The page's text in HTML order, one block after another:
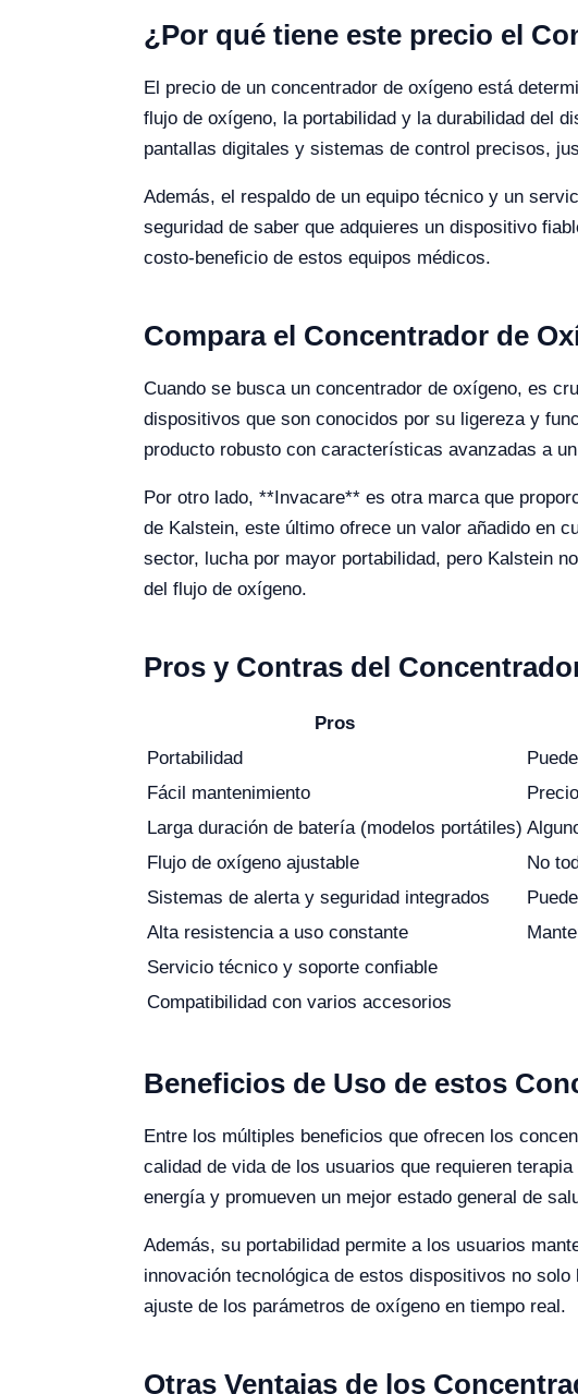
¿Por qué tiene este precio el
El precio de un concentrador de oxígeno está
flujo de oxígeno, la portabilidad y la durabilidad del
pantallas digitales y sistemas de control precisos,
Además, el respaldo de un equipo técnico y un
seguridad de saber que adquieres un dispositivo
costo-beneficio de estos equipos médicos.
Compara el Concentrador de
Cuando se busca un concentrador de oxígeno, es
dispositivos que son conocidos por su ligereza y
producto robusto con características avanzadas a
Por otro lado, **Invacare** es otra marca que
de Kalstein, este último ofrece un valor añadido en
sector, lucha por mayor portabilidad, pero Kalstein
del flujo de oxígeno.
Pros y Contras del
Pros
Portabilidad
Fácil mantenimiento
Larga duración de batería (modelos portátiles)
Flujo de oxígeno ajustable
No
Sistemas de alerta y seguridad integrados
Alta resistencia a uso constante
Servicio técnico y soporte confiable
Compatibilidad con varios accesorios
Beneficios de Uso de estos
Entre los múltiples beneficios que ofrecen los
calidad de vida de los usuarios que requieren
energía y promueven un mejor estado general de
Además, su portabilidad permite a los usuarios
innovación tecnológica de estos dispositivos no
ajuste de los parámetros de oxígeno en tiempo real.
Otras Ventajas de los